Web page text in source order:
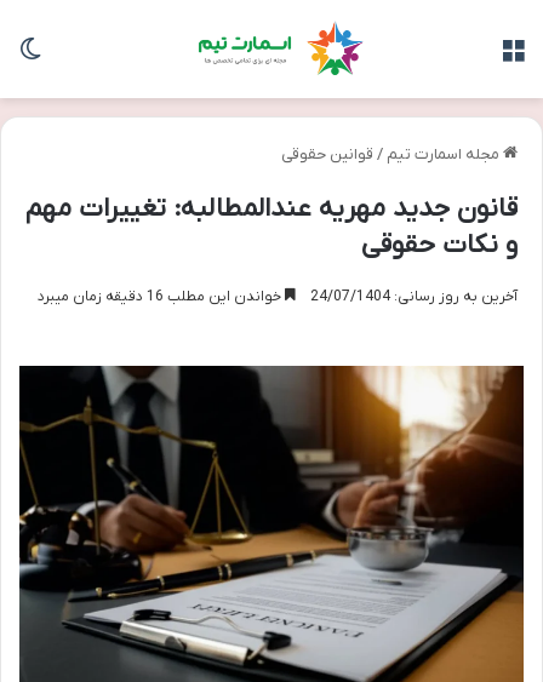
مجله اسمارت تیم / قوانین حقوقی
قانون جدید مهریه عندالمطالبه: تغییرات مهم
و نکات حقوقی
آخرین به روز رسانی: 24/07/1404 خواندن این مطلب 16 دقیقه زمان میبرد